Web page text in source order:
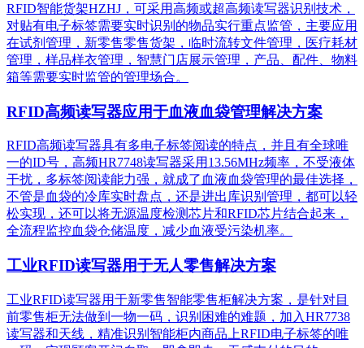
RFID智能货架HZHJ，可采用高频或超高频读写器识别技术，
对贴有电子标签需要实时识别的物品实行重点监管，主要应用
在试剂管理，新零售零售货架，临时流转文件管理，医疗耗材
管理，样品样衣管理，智慧门店展示管理，产品、配件、物料
箱等需要实时监管的管理场合。
RFID高频读写器应用于血液血袋管理解决方案
RFID高频读写器具有多电子标签阅读的特点，并且有全球唯
一的ID号，高频HR7748读写器采用13.56MHz频率，不受液体
干扰，多标签阅读能力强，就成了血液血袋管理的最佳选择，
不管是血袋的冷库实时盘点，还是进出库识别管理，都可以轻
松实现，还可以将无源温度检测芯片和RFID芯片结合起来，
全流程监控血袋仓储温度，减少血液受污染机率。
工业RFID读写器用于无人零售解决方案
工业RFID读写器用于新零售智能零售柜解决方案，是针对目
前零售柜无法做到一物一码，识别困难的难题，加入HR7738
读写器和天线，精准识别​智能柜内商品上RFID电子标签的唯